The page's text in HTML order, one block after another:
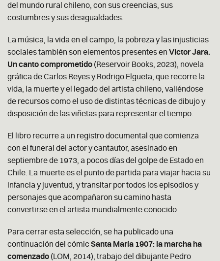
del mundo rural chileno, con sus creencias, sus
costumbres y sus desigualdades.
La música, la vida en el campo, la pobreza y las injusticias
sociales también son elementos presentes en Víctor Jara.
Un canto comprometido (Reservoir Books, 2023), novela
gráfica de Carlos Reyes y Rodrigo Elgueta, que recorre la
vida, la muerte y el legado del artista chileno, valiéndose
de recursos como el uso de distintas técnicas de dibujo y
disposición de las viñetas para representar el tiempo.
El libro recurre a un registro documental que comienza
con el funeral del actor y cantautor, asesinado en
septiembre de 1973, a pocos días del golpe de Estado en
Chile. La muerte es el punto de partida para viajar hacia su
infancia y juventud, y transitar por todos los episodios y
personajes que acompañaron su camino hasta
convertirse en el artista mundialmente conocido.
Para cerrar esta selección, se ha publicado una
continuación del cómic Santa María 1907: la marcha ha
comenzado (LOM, 2014), trabajo del dibujante Pedro